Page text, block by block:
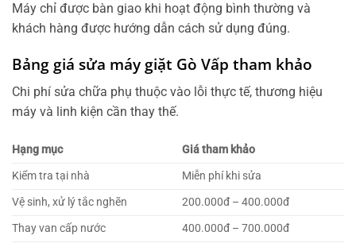
Máy chỉ được bàn giao khi hoạt động bình thường và
khách hàng được hướng dẫn cách sử dụng đúng.
Bảng giá sửa máy giặt Gò Vấp tham khảo
Chi phí sửa chữa phụ thuộc vào lỗi thực tế, thương hiệu
máy và linh kiện cần thay thế.
Hạng mục
Giá tham khảo
Kiểm tra tại nhà
Miễn phí khi sửa
Vệ sinh, xử lý tắc nghẽn
200.000đ – 400.000đ
Thay van cấp nước
400.000đ – 700.000đ